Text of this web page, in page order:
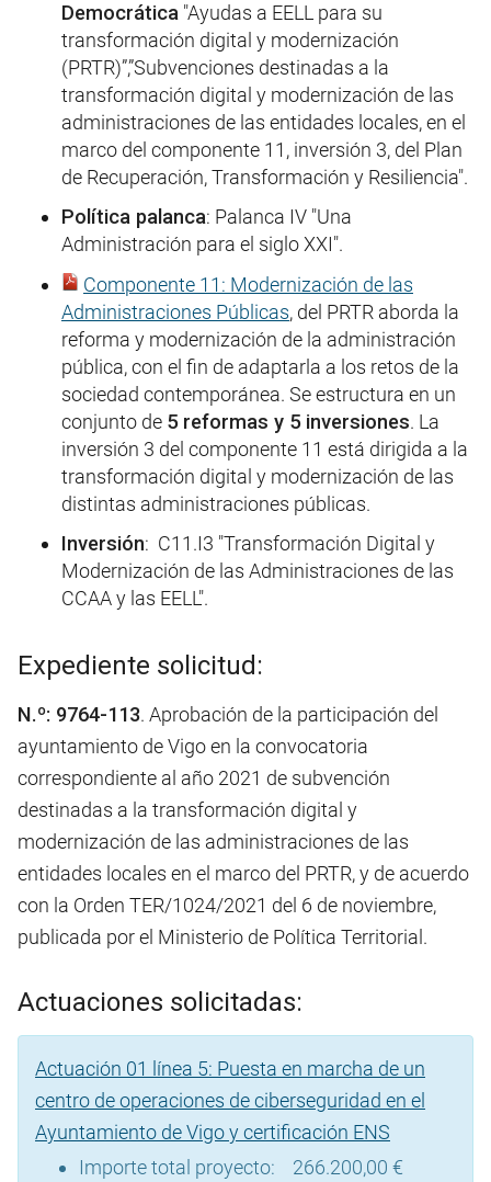
Democrática "Ayudas a EELL para su
transformación digital y modernización
(PRTR)”,”Subvenciones destinadas a la
transformación digital y modernización de las
administraciones de las entidades locales, en el
marco del componente 11, inversión 3, del Plan
de Recuperación, Transformación y Resiliencia".
Política palanca: Palanca IV "Una
Administración para el siglo XXI".
Componente 11: Modernización de las
Administraciones Públicas, del PRTR aborda la
reforma y modernización de la administración
pública, con el fin de adaptarla a los retos de la
sociedad contemporánea. Se estructura en un
conjunto de 5 reformas y 5 inversiones. La
inversión 3 del componente 11 está dirigida a la
transformación digital y modernización de las
distintas administraciones públicas.
Inversión: C11.I3 "Transformación Digital y
Modernización de las Administraciones de las
CCAA y las EELL".
Expediente solicitud:
N.º: 9764-113. Aprobación de la participación del
ayuntamiento de Vigo en la convocatoria
correspondiente al año 2021 de subvención
destinadas a la transformación digital y
modernización de las administraciones de las
entidades locales en el marco del PRTR, y de acuerdo
con la Orden TER/1024/2021 del 6 de noviembre,
publicada por el Ministerio de Política Territorial.
Actuaciones solicitadas:
Actuación 01 línea 5: Puesta en marcha de un
centro de operaciones de ciberseguridad en el
Ayuntamiento de Vigo y certificación ENS
Importe total proyecto: 266.200,00 €